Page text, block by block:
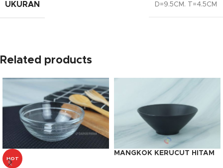
UKURAN D=9.5CM. T=4.5CM
Related products
HOT
MANGKOK KERUCUT HITAM